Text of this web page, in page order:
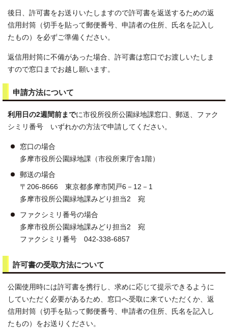
後日、許可書をお送りいたしますので許可書を返送するための返
信用封筒（切手を貼って郵便番号、申請者の住所、氏名を記入し
たもの）を必ずご準備ください。
返信用封筒に不備があった場合、許可書は窓口でお渡しいたしま
すので窓口までお越し願います。
申請方法について
利用日の2週間前までに市役所役所公園緑地課窓口、郵送、ファク
シミリ番号 いずれかの方法で申請してください。
窓口の場合
多摩市役所公園緑地課（市役所東庁舎1階）
郵送の場合
〒206-8666 東京都多摩市関戸6－12－1
多摩市役所公園緑地課みどり担当2 宛
ファクシミリ番号の場合
多摩市役所公園緑地課みどり担当2 宛
ファクシミリ番号 042-338-6857
許可書の受取方法について
公園使用時には許可書を携行し、求めに応じて提示できるように
していただく必要があるため、窓口へ受取に来ていただくか、返
信用封筒（切手を貼って郵便番号、申請者の住所、氏名を記入し
たもの）をお送りください。